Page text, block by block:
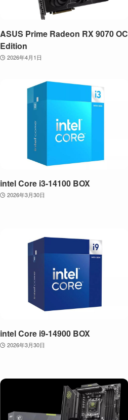
ASUS Prime Radeon RX 9070 OC
Edition
2026年4月1日
intel Core i3-14100 BOX
2026年3月30日
intel Core i9-14900 BOX
2026年3月30日